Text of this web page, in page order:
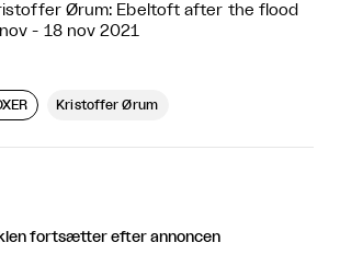
Ørum: Ebeltoft after the flood
- 18 nov 2021
Kristoffer Ørum
fortsætter efter annoncen